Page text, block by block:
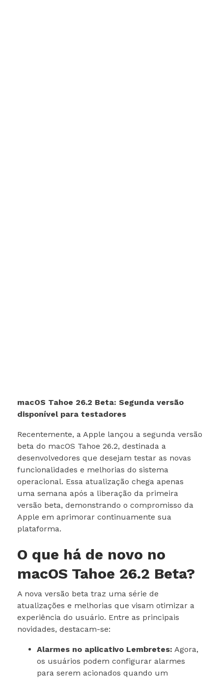
macOS Tahoe 26.2 Beta: Segunda versão
disponível para testadores
Recentemente, a Apple lançou a segunda versão
beta do macOS Tahoe 26.2, destinada a
desenvolvedores que desejam testar as novas
funcionalidades e melhorias do sistema
operacional. Essa atualização chega apenas
uma semana após a liberação da primeira
versão beta, demonstrando o compromisso da
Apple em aprimorar continuamente sua
plataforma.
O que há de novo no
macOS Tahoe 26.2 Beta?
A nova versão beta traz uma série de
atualizações e melhorias que visam otimizar a
experiência do usuário. Entre as principais
novidades, destacam-se:
Alarmes no aplicativo Lembretes: Agora,
os usuários podem configurar alarmes
para serem acionados quando um